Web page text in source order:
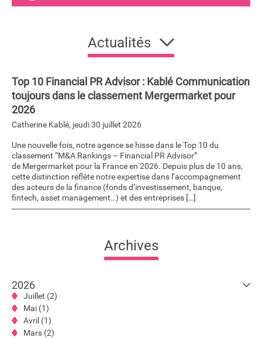
Actualités
Top 10 Financial PR Advisor : Kablé Communication
toujours dans le classement Mergermarket pour
2026
Catherine Kablé, jeudi 30 juillet 2026
Une nouvelle fois, notre agence se hisse dans le Top 10 du
classement “M&A Rankings – Financial PR Advisor”
de Mergermarket pour la France en 2026. Depuis plus de 10 ans,
cette distinction reflète notre expertise dans l’accompagnement
des acteurs de la finance (fonds d’investissement, banque,
fintech, asset management…) et des entreprises […]
Archives
2026
Juillet (2)
Mai (1)
Avril (1)
Mars (2)